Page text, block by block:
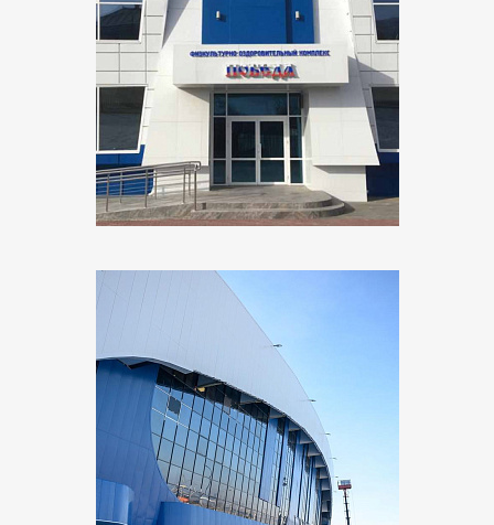
ФОК «Победа»
Адрес:г. Усть-Джегута, ул. Коммунистическая
Поставщик:
Ледовый дворец «Байкал»
г. Иркутск, ул. Боткина
ЭТМ